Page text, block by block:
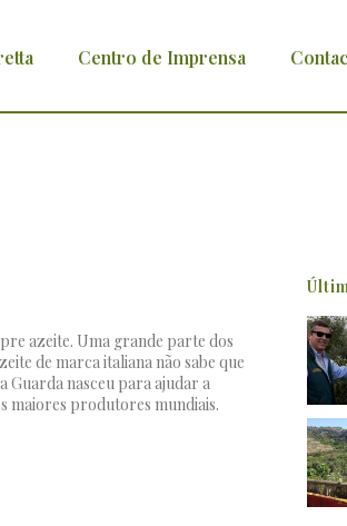
Centro de Imprensa
marcar pontos em Itália
azeite. Uma grande parte dos
de marca italiana não sabe que
Guarda nasceu para ajudar a
maiores produtores mundiais.